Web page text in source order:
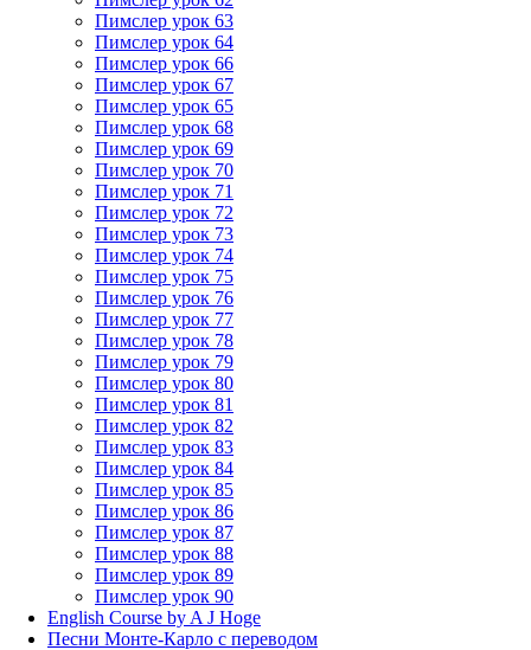
Пимслер урок 63
Пимслер урок 64
Пимслер урок 66
Пимслер урок 67
Пимслер урок 65
Пимслер урок 68
Пимслер урок 69
Пимслер урок 70
Пимслер урок 71
Пимслер урок 72
Пимслер урок 73
Пимслер урок 74
Пимслер урок 75
Пимслер урок 76
Пимслер урок 77
Пимслер урок 78
Пимслер урок 79
Пимслер урок 80
Пимслер урок 81
Пимслер урок 82
Пимслер урок 83
Пимслер урок 84
Пимслер урок 85
Пимслер урок 86
Пимслер урок 87
Пимслер урок 88
Пимслер урок 89
Пимслер урок 90
English Course by A J Hoge
Песни Монте-Карло с переводом